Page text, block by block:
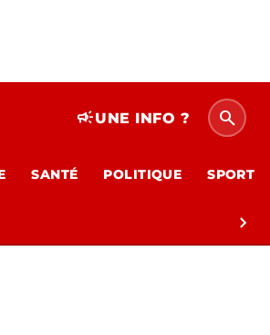
campaignUNE INFO ? search
SANTÉ POLITIQUE SPORT
chevron_right